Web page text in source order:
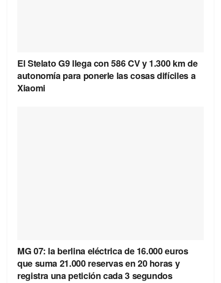
El Stelato G9 llega con 586 CV y 1.300 km de
autonomía para ponerle las cosas difíciles a
Xiaomi
MG 07: la berlina eléctrica de 16.000 euros
que suma 21.000 reservas en 20 horas y
registra una petición cada 3 segundos